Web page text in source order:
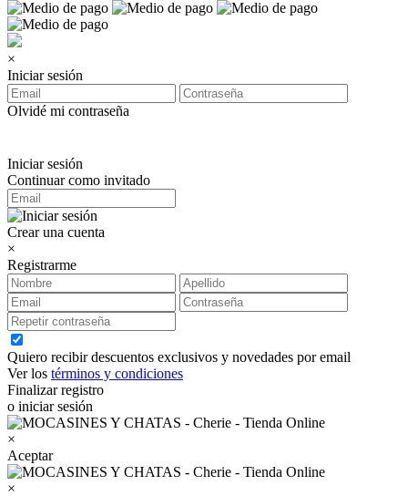
×
Iniciar sesión
Olvidé mi contraseña
Iniciar sesión
Continuar como invitado
Crear una cuenta
×
Registrarme
Quiero recibir descuentos exclusivos y novedades por email
Ver los términos y condiciones
Finalizar registro
o iniciar sesión
×
Aceptar
×